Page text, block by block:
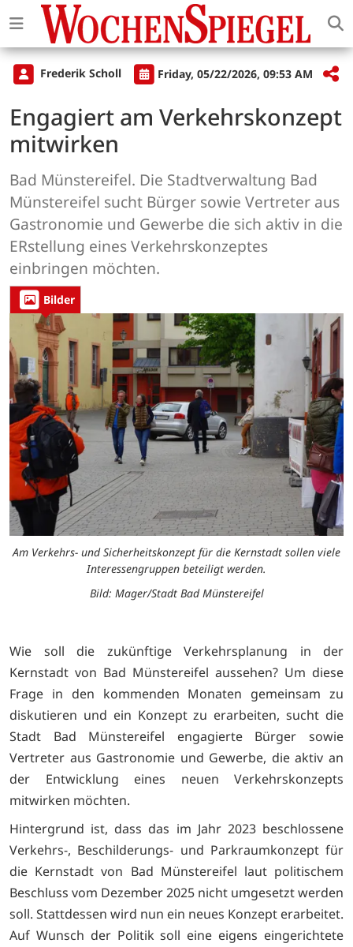
Frederik Scholl Friday, 05/22/2026, 09:53 AM
Engagiert am Verkehrskonzept
mitwirken
Bad Münstereifel. Die Stadtverwaltung Bad
Münstereifel sucht Bürger sowie Vertreter aus
Gastronomie und Gewerbe die sich aktiv in die
ERstellung eines Verkehrskonzeptes
einbringen möchten.
Bilder
Am Verkehrs- und Sicherheitskonzept für die Kernstadt sollen viele
Interessengruppen beteiligt werden.
Bild: Mager/Stadt Bad Münstereifel
Wie soll die zukünftige Verkehrsplanung in der
Kernstadt von Bad Münstereifel aussehen? Um diese
Frage in den kommenden Monaten gemeinsam zu
diskutieren und ein Konzept zu erarbeiten, sucht die
Stadt Bad Münstereifel engagierte Bürger sowie
Vertreter aus Gastronomie und Gewerbe, die aktiv an
der Entwicklung eines neuen Verkehrskonzepts
mitwirken möchten.
Hintergrund ist, dass das im Jahr 2023 beschlossene
Verkehrs-, Beschilderungs- und Parkraumkonzept für
die Kernstadt von Bad Münstereifel laut politischem
Beschluss vom Dezember 2025 nicht umgesetzt werden
soll. Stattdessen wird nun ein neues Konzept erarbeitet.
Auf Wunsch der Politik soll eine eigens eingerichtete